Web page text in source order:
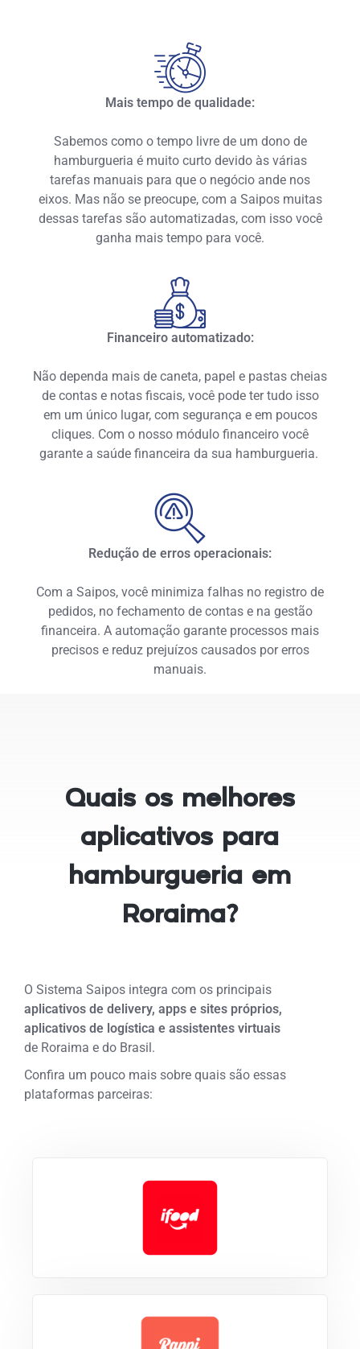
Mais tempo de qualidade:
Sabemos como o tempo livre de um dono de
hamburgueria é muito curto devido às várias
tarefas manuais para que o negócio ande nos
eixos. Mas não se preocupe, com a Saipos muitas
dessas tarefas são automatizadas, com isso você
ganha mais tempo para você.
Financeiro automatizado:
Não dependa mais de caneta, papel e pastas cheias
de contas e notas fiscais, você pode ter tudo isso
em um único lugar, com segurança e em poucos
cliques. Com o nosso módulo financeiro você
garante a saúde financeira da sua hamburgueria.
Redução de erros operacionais:
Com a Saipos, você minimiza falhas no registro de
pedidos, no fechamento de contas e na gestão
financeira. A automação garante processos mais
precisos e reduz prejuízos causados por erros
manuais.
Quais os melhores
aplicativos para
hamburgueria em
Roraima?
O Sistema Saipos integra com os principais
aplicativos de delivery, apps e sites próprios,
aplicativos de logística e assistentes virtuais
de Roraima e do Brasil.
Confira um pouco mais sobre quais são essas
plataformas parceiras: